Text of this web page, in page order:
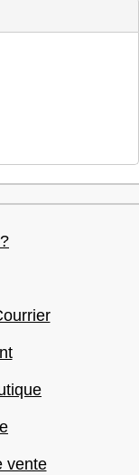
vente